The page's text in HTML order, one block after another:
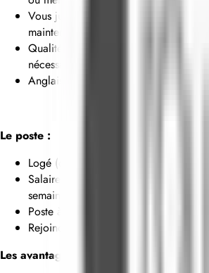
Vous justifiez d’une expérience dans
maintenance/du bâtiment.
Qualités d’organisation et
nécessaire
Anglais est un plus
Le poste :
Logé (ou prime de logement) et nourri
Salaire selon convention et
semaine
Poste à pourvoir immédiatement
Rejoindre une équipe jeune et
Les avantages :